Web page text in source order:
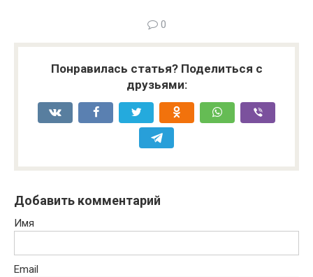
0
Понравилась статья? Поделиться с
друзьями:
Добавить комментарий
Имя
Email